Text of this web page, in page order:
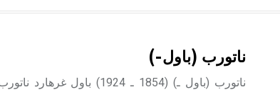
ناتورب (باول-)